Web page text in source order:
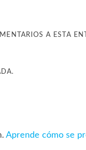
A ESTA
Aprende cómo se